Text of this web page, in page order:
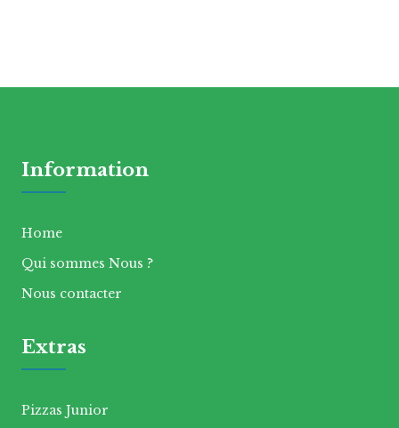
Information
Home
Qui sommes Nous ?
Nous contacter
Extras
Pizzas Junior